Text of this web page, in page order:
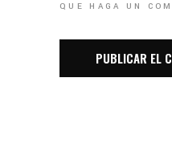
QUE HAGA UN